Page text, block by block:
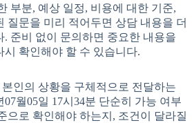
부분, 예상 일정, 비용에 대한 기준,
질문을 미리 적어두면 상담 내용을 더
. 준비 없이 문의하면 중요한 내용을
시 확인해야 할 수 있습니다.
인의 상황을 구체적으로 전달하는
월05일 17시34분 단순히 가능 여부
으로 확인해야 하는지, 조건이 달라질